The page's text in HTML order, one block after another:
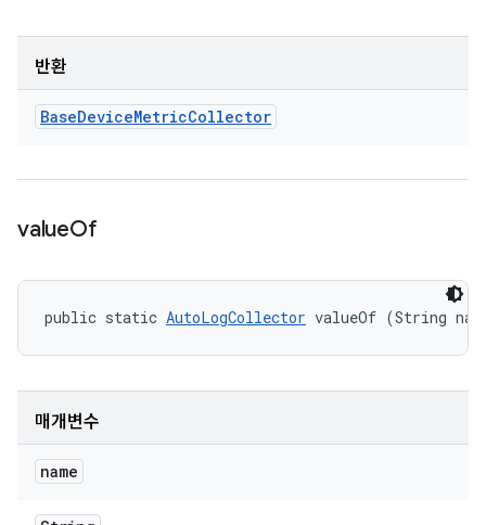
반환
BaseDeviceMetricCollector
valueOf
public static AutoLogCollector valueOf (String
매개변수
name